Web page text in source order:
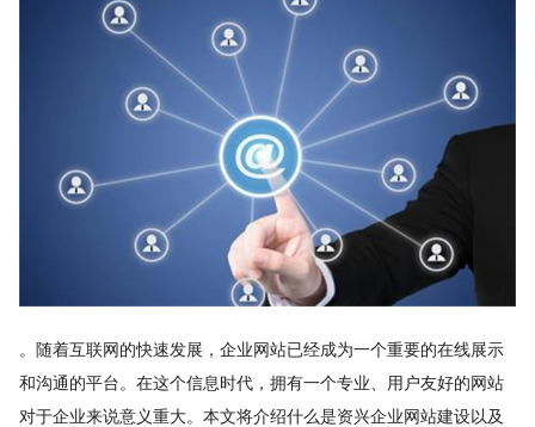
。随着互联网的快速发展，企业网站已经成为一个重要的在线展示
和沟通的平台。在这个信息时代，拥有一个专业、用户友好的网站
对于企业来说意义重大。本文将介绍什么是资兴企业网站建设以及